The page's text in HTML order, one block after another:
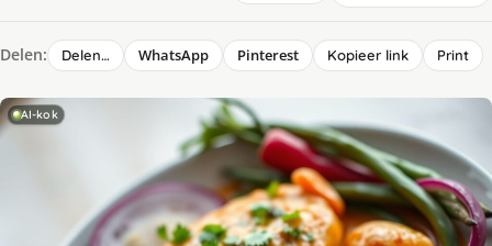
Delen: Delen… WhatsApp Pinterest Kopieer link Print
AI-kok